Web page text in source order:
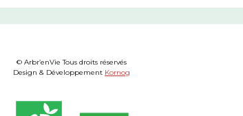
© Arbr’enVie Tous droits réservés
Design & Développement Kornog